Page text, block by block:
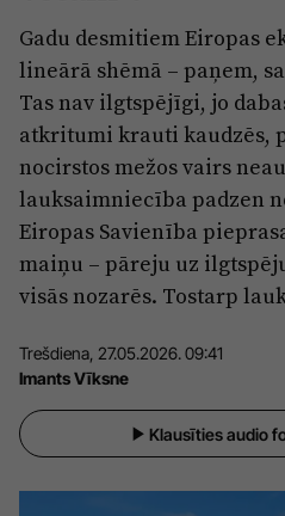
Politika
Pašvaldības
Izglītība
Veselība
Vide
Sports
Pierīga
Ādaži
Gadu desmitiem Eiropas
lineārā shēmā – paņem,
Tas nav ilgtspējīgi, jo
atkritumi krauti kaudzēs,
nocirstos mežos vairs
lauksaimniecība padzen
Eiropas Savienība
maiņu – pāreju uz
visās nozarēs. Tostarp
Trešdiena, 27.05.2026. 09:41
Imants Vīksne
Klausīties audio